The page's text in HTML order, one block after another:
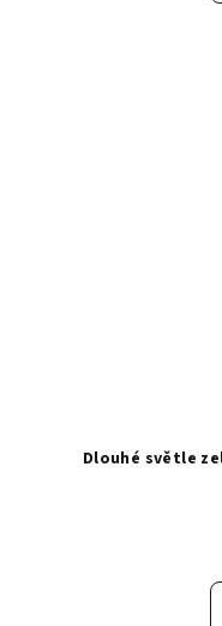
Dlouhé světle